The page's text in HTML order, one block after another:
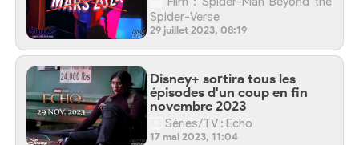
Spider-Verse
29 juillet 2023, 08:19
Disney+ sortira tous les
épisodes d'un coup en fin
novembre 2023
Séries/TV : Echo
17 mai 2023, 11:04